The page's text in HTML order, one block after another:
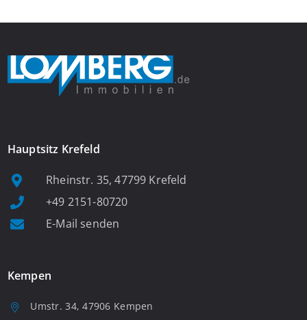
Hauptsitz Krefeld
Rheinstr. 35, 47799 Krefeld
+49 2151-80720
E-Mail senden
Kempen
Umstr. 34, 47906 Kempen